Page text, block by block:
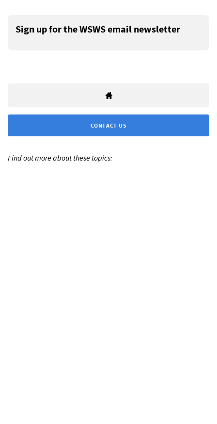
Sign up for the WSWS email newsletter
CONTACT US
Find out more about these topics: